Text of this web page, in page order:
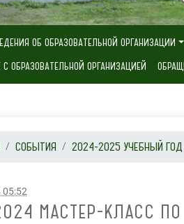
ОБ ОБРАЗОВАТЕЛЬНОЙ ОРГАНИЗАЦИИ
ОБРАЗОВАТЕЛЬНОЙ ОРГАНИЗАЦИЕЙ
СОБЫТИЯ 2024-2025 УЧЕБНЫЙ ГОД
05:52
2024 МАСТЕР-КЛАСС